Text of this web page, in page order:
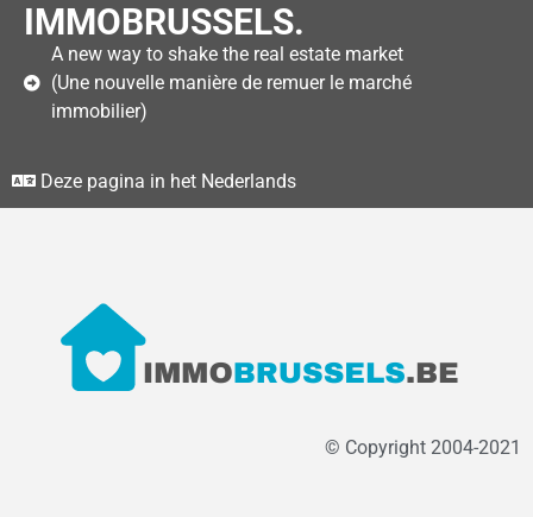
IMMOBRUSSELS.
A new way to shake the real estate market
(Une nouvelle manière de remuer le marché
immobilier)
Deze pagina in het Nederlands
© Copyright 2004-2021